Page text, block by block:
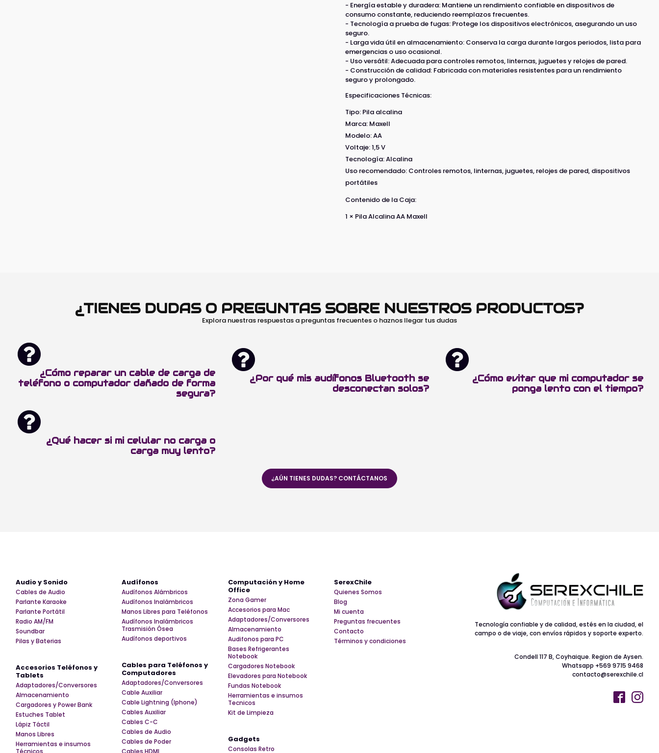
- Energía estable y duradera: Mantiene un rendimiento confiable en dispositivos de
consumo constante, reduciendo reemplazos frecuentes.
- Tecnología a prueba de fugas: Protege los dispositivos electrónicos, asegurando un uso
seguro.
- Larga vida útil en almacenamiento: Conserva la carga durante largos periodos, lista para
emergencias o uso ocasional.
- Uso versátil: Adecuada para controles remotos, linternas, juguetes y relojes de pared.
- Construcción de calidad: Fabricada con materiales resistentes para un rendimiento
seguro y prolongado.
Especificaciones Técnicas:
Tipo: Pila alcalina
Marca: Maxell
Modelo: AA
Voltaje: 1,5 V
Tecnología: Alcalina
Uso recomendado: Controles remotos, linternas, juguetes, relojes de pared, dispositivos
portátiles
Contenido de la Caja:
1 × Pila Alcalina AA Maxell
¿TIENES DUDAS O PREGUNTAS SOBRE NUESTROS PRODUCTOS?
Explora nuestras respuestas a preguntas frecuentes o haznos llegar tus dudas
¿Cómo reparar un cable de carga de
teléfono o computador dañado de forma
segura?
¿Por qué mis audífonos Bluetooth se
desconectan solos?
¿Cómo evitar que mi computador se
ponga lento con el tiempo?
¿Qué hacer si mi celular no carga o
carga muy lento?
¿AÚN TIENES DUDAS? CONTÁCTANOS
Audio y Sonido
Cables de Audio
Parlante Karaoke
Parlante Portátil
Radio AM/FM
Soundbar
Pilas y Baterias
Accesorios Teléfonos y
Tablets
Adaptadores/Conversores
Almacenamiento
Cargadores y Power Bank
Estuches Tablet
Lápiz Táctil
Manos Libres
Herramientas e insumos
Audífonos
Audífonos Alámbricos
Audífonos Inalámbricos
Manos Libres para Teléfonos
Audífonos Inalámbricos
Trasmisión Ósea
Audífonos deportivos
Cables para Teléfonos y
Computadores
Adaptadores/Conversores
Cable Auxiliar
Cable Lightning (Iphone)
Cables Auxiliar
Cables C-C
Cables de Audio
Cables de Poder
Computación y Home
Office
Zona Gamer
Accesorios para Mac
Adaptadores/Conversores
Almacenamiento
Audifonos para PC
Bases Refrigerantes
Notebook
Cargadores Notebook
Elevadores para Notebook
Fundas Notebook
Herramientas e insumos
Tecnicos
Kit de Limpieza
Gadgets
Consolas Retro
SerexChile
Quienes Somos
Blog
Mi cuenta
Preguntas frecuentes
Contacto
Términos y condiciones
Tecnología confiable y de calidad, estés en la ciudad, el
campo o de viaje, con envíos rápidos y soporte experto.
Condell 117 B, Coyhaique. Region de Aysen.
Whatsapp +569 9715 9468
contacto@serexchile.cl